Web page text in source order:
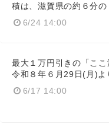
積は、滋賀県の約６分の
6/24 14:00
最大１万円引きの「ここ
令和８年６月29日(月)よ
6/17 14:00